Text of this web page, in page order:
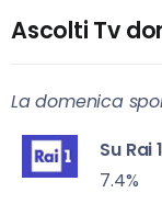
Ascolti Tv
La domenica
Su Rai 1
7.4%